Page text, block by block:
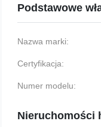
Podstawowe
Nazwa marki:
Certyfikacja:
Numer modelu:
Nieruchomości